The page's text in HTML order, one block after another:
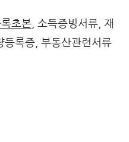
초본 , 소득증빙서류, 재
등록증, 부동산관련서류